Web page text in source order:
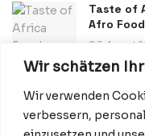
Wir schätzen
Wir verwenden
verbessern,
Taste of
Afro
3. August